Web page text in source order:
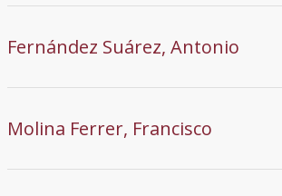
Fernández Suárez, Antonio
Molina Ferrer, Francisco